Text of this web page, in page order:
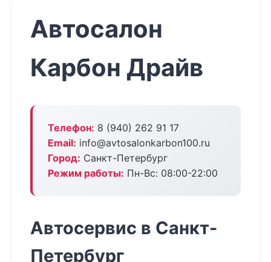
Автосалон
Карбон Драйв
Телефон: 8 (940) 262 91 17
Email: info@avtosalonkarbon100.ru
Город: Санкт-Петербург
Режим работы: Пн-Вс: 08:00-22:00
Автосервис в Санкт-
Петербург